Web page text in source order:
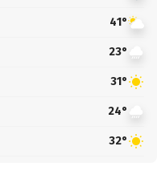
41°
23°
31°
24°
32°